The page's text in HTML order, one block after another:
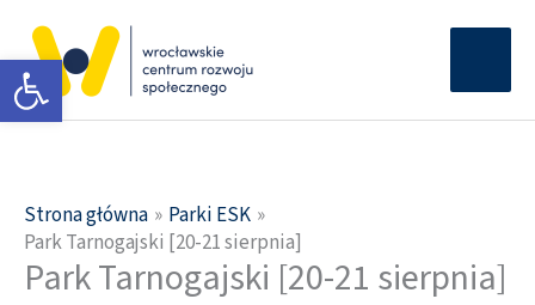
Otwórz pasek narzędzi
treści
Strona główna
Parki ESK
Park Tarnogajski [20-21 sierpnia]
Park Tarnogajski [20-21 sierpnia]